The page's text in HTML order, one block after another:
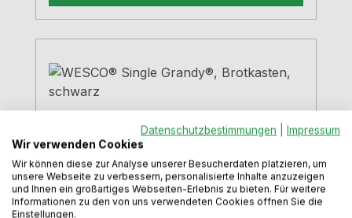
Datenschutzbestimmungen
Impressum
Wir verwenden Cookies
Wir können diese zur Analyse unserer Besucherdaten platzieren, um
unsere Webseite zu verbessern, personalisierte Inhalte anzuzeigen
und Ihnen ein großartiges Webseiten-Erlebnis zu bieten. Für weitere
Informationen zu den von uns verwendeten Cookies öffnen Sie die
Einstellungen.